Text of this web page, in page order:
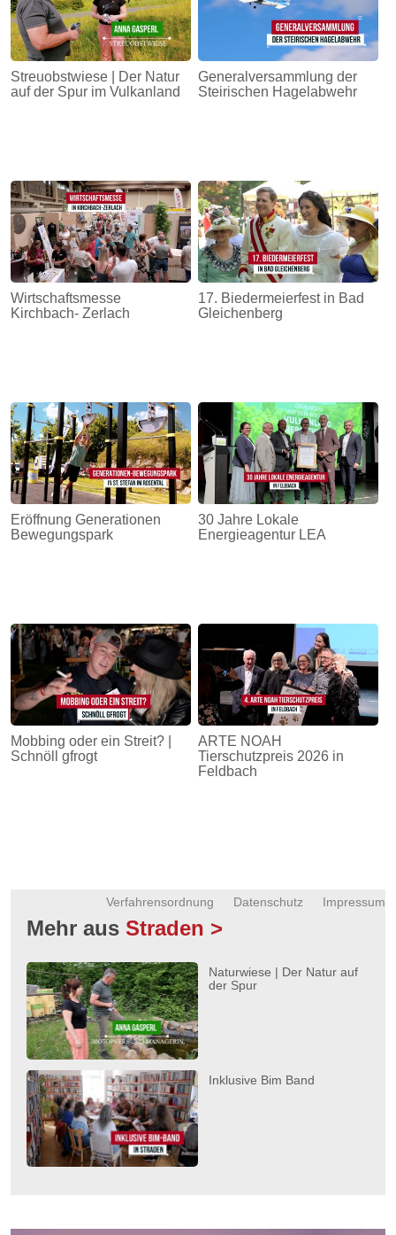
Streuobstwiese | Der Natur
auf der Spur im Vulkanland
Generalversammlung der
Steirischen Hagelabwehr
Wirtschaftsmesse
Kirchbach- Zerlach
17. Biedermeierfest in Bad
Gleichenberg
Eröffnung Generationen
Bewegungspark
30 Jahre Lokale
Energieagentur LEA
Mobbing oder ein Streit? |
Schnöll gfrogt
ARTE NOAH
Tierschutzpreis 2026 in
Feldbach
Impressum
Datenschutz
Verfahrensordnung
Mehr aus Straden >
Naturwiese | Der Natur auf
der Spur
Inklusive Bim Band